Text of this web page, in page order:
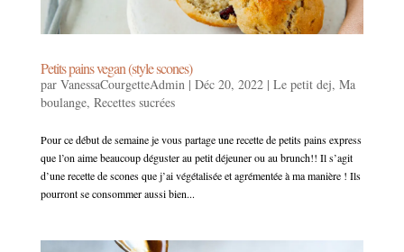
Petits pains vegan (style scones)
par VanessaCourgetteAdmin | Déc 20, 2022| Le petit dej, Ma
boulange, Recettes sucrées
Pour ce début de semaine je vous partage une recette de petits pains express
que l’on aime beaucoup déguster au petit déjeuner ou au brunch!! Il s’agit
d’une recette de scones que j’ai végétalisée et agrémentée à ma manière ! Ils
pourront se consommer aussi bien...